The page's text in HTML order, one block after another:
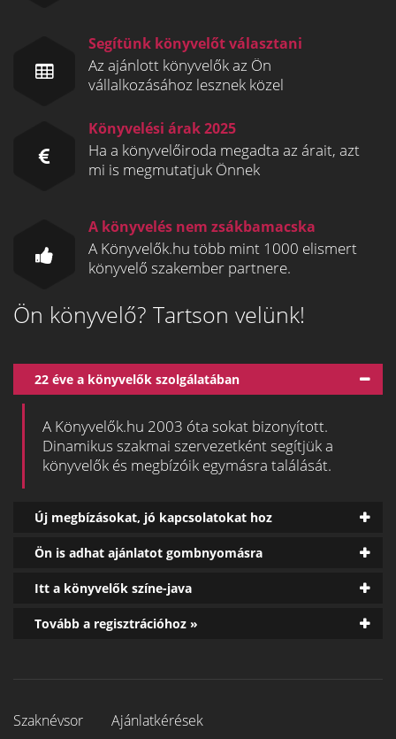
Segítünk könyvelőt választani
Az ajánlott könyvelők az Ön
vállalkozásához lesznek közel
Könyvelési árak 2025
Ha a könyvelőiroda megadta az árait, azt
mi is megmutatjuk Önnek
A könyvelés nem zsákbamacska
A Könyvelők.hu több mint 1000 elismert
könyvelő szakember partnere.
Ön könyvelő? Tartson velünk!
22 éve a könyvelők szolgálatában
A Könyvelők.hu 2003 óta sokat bizonyított.
Dinamikus szakmai szervezetként segítjük a
könyvelők és megbízóik egymásra találását.
Új megbízásokat, jó kapcsolatokat hoz
Ön is adhat ajánlatot gombnyomásra
Itt a könyvelők színe-java
Tovább a regisztrációhoz »
Szaknévsor
Ajánlatkérések